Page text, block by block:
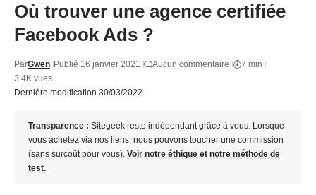
Où trouver une agence certifiée
Facebook Ads ?
Dernière modification 30/03/2022
ParGwen Publié 16 janvier 2021 Aucun commentaire
7 min
3.4K vues
Transparence : Sitegeek reste indépendant grâce à vous. Lorsque
vous achetez via nos liens, nous pouvons toucher une commission
(sans surcoût pour vous). Voir notre éthique et notre méthode de
test.